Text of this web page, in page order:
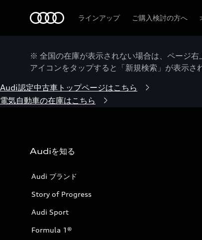
ラインアップ ご購入検討の方へ
※ 全国の在庫が表示されない場合は、ページ
アイコンをタップすると「新規検索」が表示さ
Audi認定中古車トップページはこちら
電気自動車の在庫はこちら
Audiを知る
Audi ブランド
Story of Progress
Audi Sport
Formula 1®